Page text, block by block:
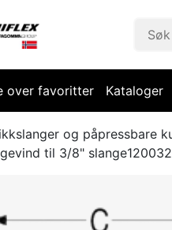
over favoritter Kataloger
og påpressbare
til 3/8"